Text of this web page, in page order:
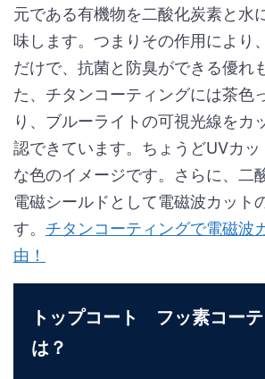
元である有機物を二酸化炭素と水
味します。つまりその作用により
だけで、抗菌と防臭ができる優れ
た、チタンコーティングには茶色
り、ブルーライトの可視光線をカ
認できています。ちょうどUVカッ
な色のイメージです。さらに、二
電磁シールドとして電磁波カット
す。 チタンコーティングで電磁波
由！
トップコート フッ素コー
は？